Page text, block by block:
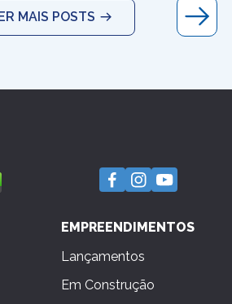
MAIS POSTS
EMPREENDIMENTOS
Lançamentos
Em Construção